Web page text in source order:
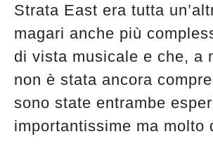
Strata East era tutta
magari anche più
di vista musicale e che, a
non è stata ancora
sono state entrambe
importantissime ma molto